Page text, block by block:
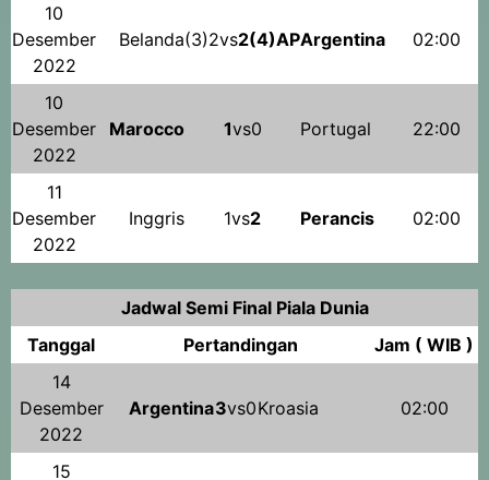
10
Desember
2022
Belanda(3)2vs2(4)APArgentina 02:00
10
Desember
2022
Marocco 1vs0 Portugal 22:00
11
Desember
2022
Inggris 1vs2 Perancis 02:00
Jadwal Semi Final Piala Dunia
Tanggal
Pertandingan
Jam ( WIB )
14
Desember
2022
Argentina3vs0Kroasia 02:00
15